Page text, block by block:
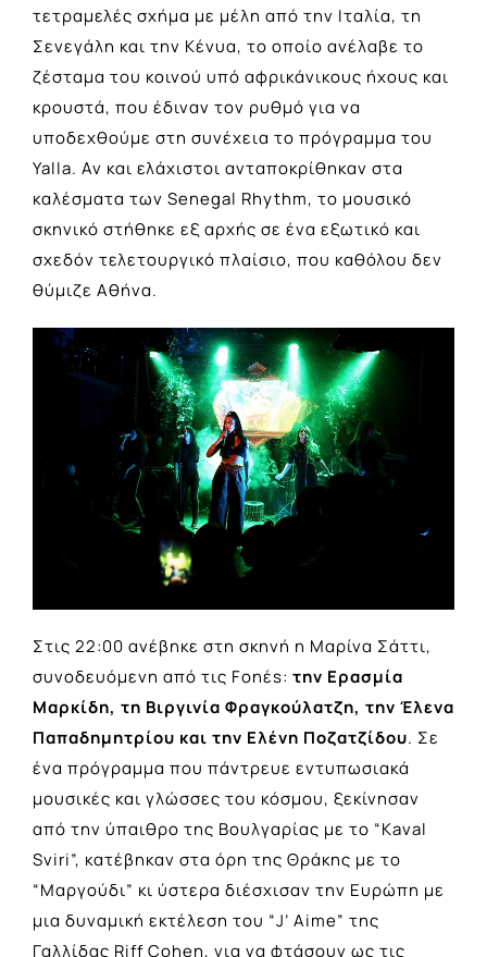
τετραμελές σχήμα με μέλη από την Ιταλία, τη
Σενεγάλη και την Κένυα, το οποίο ανέλαβε το
ζέσταμα του κοινού υπό αφρικάνικους ήχους και
κρουστά, που έδιναν τον ρυθμό για να
υποδεχθούμε στη συνέχεια το πρόγραμμα του
Yalla. Αν και ελάχιστοι ανταποκρίθηκαν στα
καλέσματα των Senegal Rhythm, το μουσικό
σκηνικό στήθηκε εξ αρχής σε ένα εξωτικό και
σχεδόν τελετουργικό πλαίσιο, που καθόλου δεν
θύμιζε Αθήνα.
Στις 22:00 ανέβηκε στη σκηνή η Μαρίνα Σάττι,
συνοδευόμενη από τις Fonέs: την Ερασμία
Μαρκίδη, τη Βιργινία Φραγκούλατζη, την Έλενα
Παπαδημητρίου και την Ελένη Ποζατζίδου. Σε
ένα πρόγραμμα που πάντρευε εντυπωσιακά
μουσικές και γλώσσες του κόσμου, ξεκίνησαν
από την ύπαιθρο της Βουλγαρίας με το “Kaval
Sviri”, κατέβηκαν στα όρη της Θράκης με το
“Μαργούδι” κι ύστερα διέσχισαν την Ευρώπη με
μια δυναμική εκτέλεση του “J’ Aime” της
Γαλλίδας Riff Cohen, για να φτάσουν ως τις